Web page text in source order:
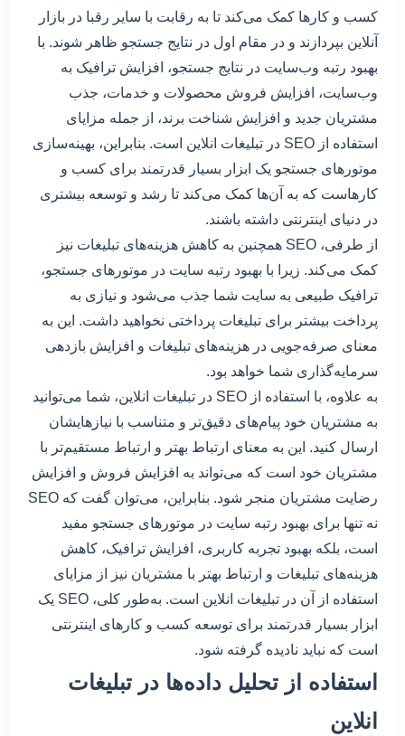
کسب و کارها کمک می‌کند تا به رقابت با سایر رقبا در بازار
آنلاین بپردازند و در مقام اول در نتایج جستجو ظاهر شوند. با
بهبود رتبه وب‌سایت در نتایج جستجو، افزایش ترافیک به
وب‌سایت، افزایش فروش محصولات و خدمات، جذب
مشتریان جدید و افزایش شناخت برند، از جمله مزایای
استفاده از SEO در تبلیغات انلاین است. بنابراین، بهینه‌سازی
موتورهای جستجو یک ابزار بسیار قدرتمند برای کسب و
کارهاست که به آن‌ها کمک می‌کند تا رشد و توسعه بیشتری
در دنیای اینترنتی داشته باشند.
از طرفی، SEO همچنین به کاهش هزینه‌های تبلیغات نیز
کمک می‌کند. زیرا با بهبود رتبه سایت در موتورهای جستجو،
ترافیک طبیعی به سایت شما جذب می‌شود و نیازی به
پرداخت بیشتر برای تبلیغات پرداختی نخواهید داشت. این به
معنای صرفه‌جویی در هزینه‌های تبلیغات و افزایش بازدهی
سرمایه‌گذاری شما خواهد بود.
به علاوه، با استفاده از SEO در تبلیغات انلاین، شما می‌توانید
به مشتریان خود پیام‌های دقیق‌تر و متناسب با نیازهایشان
ارسال کنید. این به معنای ارتباط بهتر و ارتباط مستقیم‌تر با
مشتریان خود است که می‌تواند به افزایش فروش و افزایش
رضایت مشتریان منجر شود. بنابراین، می‌توان گفت که SEO
نه تنها برای بهبود رتبه سایت در موتورهای جستجو مفید
است، بلکه بهبود تجربه کاربری، افزایش ترافیک، کاهش
هزینه‌های تبلیغات و ارتباط بهتر با مشتریان نیز از مزایای
استفاده از آن در تبلیغات انلاین است. به‌طور کلی، SEO یک
ابزار بسیار قدرتمند برای توسعه کسب و کارهای اینترنتی
است که نباید نادیده گرفته شود.
استفاده از تحلیل داده‌ها در تبلیغات
انلاین